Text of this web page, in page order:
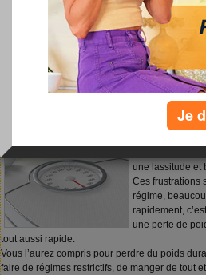
Vous ne trouvez pas ?
Pour maigrir durablement
restrictifs.
Lorsqu’on fait
on supprime
une lassitude et
Ces frustrations
régime,
rapidement,
une perte de
tout aussi rapide.
Vous l’aurez compris pour perdre du poids
faire de régimes restrictifs, de manger de tout
Je